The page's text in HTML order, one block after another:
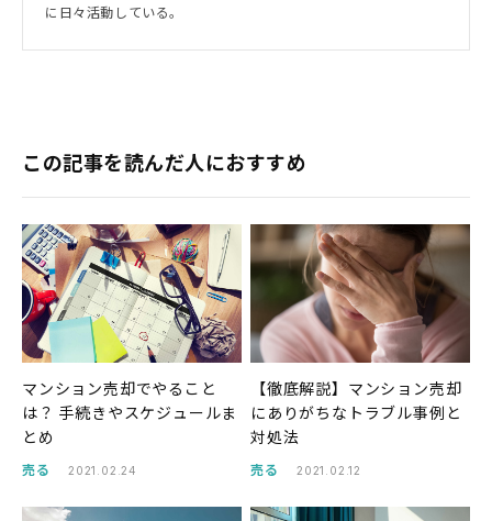
に日々活動している。
この記事を読んだ人におすすめ
マンション売却でやること
は？ 手続きやスケジュールま
とめ
売る 2021.02.24
【徹底解説】マンション売却
にありがちなトラブル事例と
対処法
売る 2021.02.12